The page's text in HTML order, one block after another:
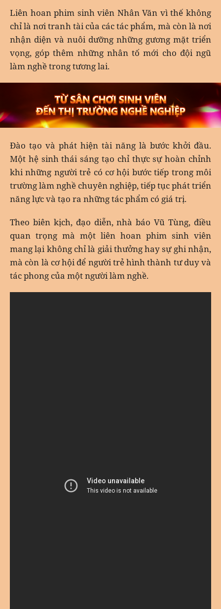
Liên hoan phim sinh viên Nhân Văn vì thế không
chỉ là nơi tranh tài của các tác phẩm, mà còn là nơi
nhận diện và nuôi dưỡng những gương mặt triển
vọng, góp thêm những nhân tố mới cho đội ngũ
làm nghề trong tương lai.
Đào tạo và phát hiện tài năng là bước khởi đầu.
Một hệ sinh thái sáng tạo chỉ thực sự hoàn chỉnh
khi những người trẻ có cơ hội bước tiếp trong môi
trường làm nghề chuyên nghiệp, tiếp tục phát triển
năng lực và tạo ra những tác phẩm có giá trị.
Theo biên kịch, đạo diễn, nhà báo Vũ Tùng, điều
quan trọng mà một liên hoan phim sinh viên
mang lại không chỉ là giải thưởng hay sự ghi nhận,
mà còn là cơ hội để người trẻ hình thành tư duy và
tác phong của một người làm nghề.